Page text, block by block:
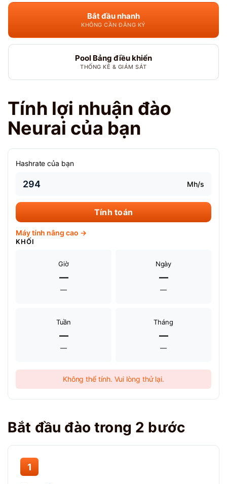
Bắt đầu nhanh
KHÔNG CẦN ĐĂNG KÝ
Pool Bảng điều khiển
THỐNG KÊ & GIÁM SÁT
Tính lợi nhuận đào
Neurai của bạn
Hashrate của bạn
Mh/s
Tính toán
Máy tính nâng cao →
KHỐI
Giờ
—
—
Ngày
—
—
Tuần
—
—
Tháng
—
—
Không thể tính. Vui lòng thử lại.
Bắt đầu đào trong 2 bước
1